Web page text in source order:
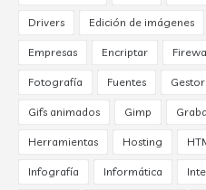
Drivers Edición de imágenes
Empresas Encriptar
Fotografía Fuentes
Gifs animados Gimp
Herramientas Hosting
Infografía Informática